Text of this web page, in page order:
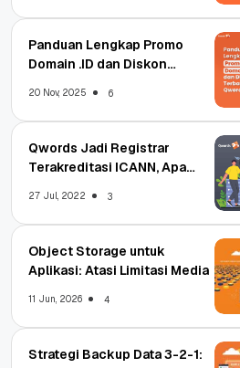
Panduan Lengkap Promo
Domain .ID dan Diskon
20 Nov, 2025 6
Qwords Jadi Registrar
Terakreditasi ICANN, Apa
27 Jul, 2022 3
Object Storage untuk
Aplikasi: Atasi Limitasi Media
11 Jun, 2026 4
Strategi Backup Data 3-2-1: